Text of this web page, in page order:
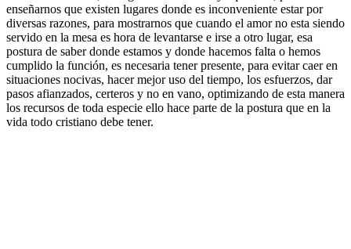
enseñarnos que existen lugares donde es inconveniente estar por
diversas razones, para mostrarnos que cuando el amor no esta siendo
servido en la mesa es hora de levantarse e irse a otro lugar, esa
postura de saber donde estamos y donde hacemos falta o hemos
cumplido la función, es necesaria tener presente, para evitar caer en
situaciones nocivas, hacer mejor uso del tiempo, los esfuerzos, dar
pasos afianzados, certeros y no en vano, optimizando de esta manera
los recursos de toda especie ello hace parte de la postura que en la
vida todo cristiano debe tener.